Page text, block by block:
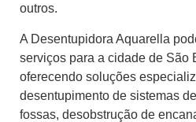
outros.
A Desentupidora Aquarella
serviços para a cidade de São
oferecendo soluções
desentupimento de sistemas
fossas, desobstrução de